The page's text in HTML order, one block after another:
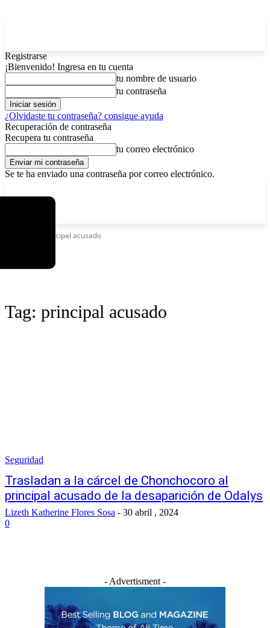
Registrarse
¡Bienvenido! Ingresa en tu cuenta
tu nombre de usuario
tu contraseña
¿Olvidaste tu contraseña? consigue ayuda
Recuperación de contraseña
Recupera tu contraseña
tu correo electrónico
Se te ha enviado una contraseña por correo electrónico.
Principal acusado
Tag: principal acusado
Seguridad
Trasladan a la cárcel de Chonchocoro al
principal acusado de la desaparición de Odalys
Lizeth Katherine Flores Sosa - 30 abril , 2024
0
- Advertisment -